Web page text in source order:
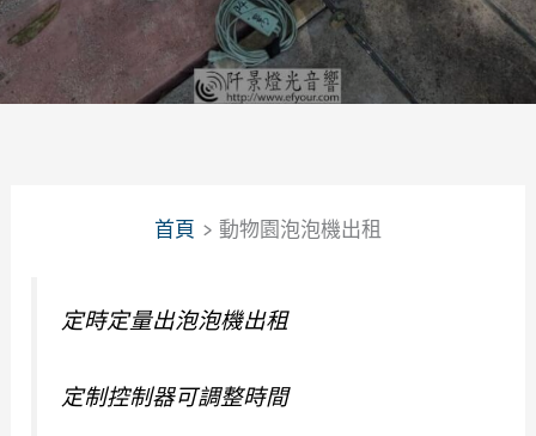
首頁 動物園泡泡機出租
定時定量出泡泡機出租
定制控制器可調整時間